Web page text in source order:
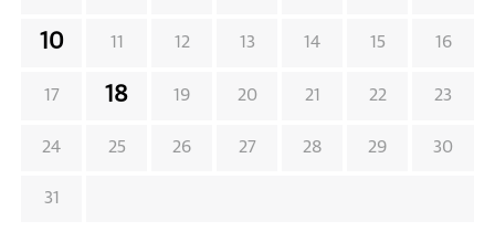
10 11 12 13 14 15 16
17 18 19 20 21 22 23
24 25 26 27 28 29 30
31